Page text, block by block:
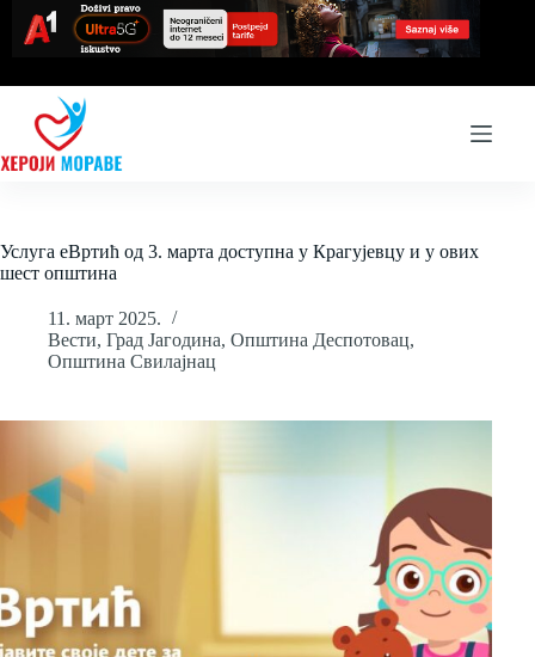
content
Услуга еВртић од 3. марта доступна у Крагујевцу и у ових
шест општина
11. март 2025.
Вести, Град Јагодина, Општина Деспотовац,
Општина Свилајнац